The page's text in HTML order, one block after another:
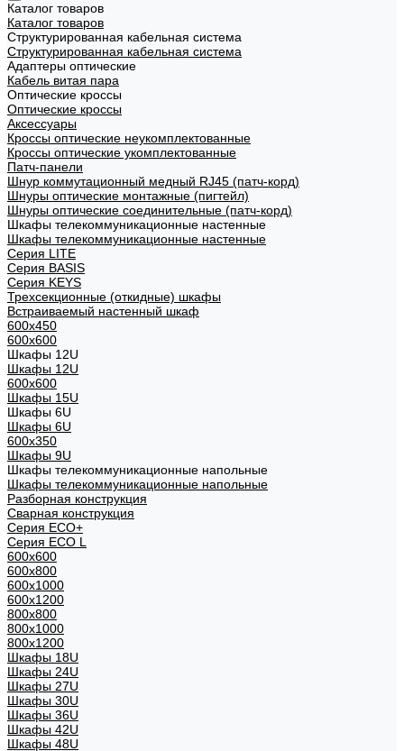
Каталог товаров
Каталог товаров
Структурированная кабельная система
Структурированная кабельная система
Адаптеры оптические
Кабель витая пара
Оптические кроссы
Оптические кроссы
Аксессуары
Кроссы оптические неукомплектованные
Кроссы оптические укомплектованные
Патч-панели
Шнур коммутационный медный RJ45 (патч-корд)
Шнуры оптические монтажные (пигтейл)
Шнуры оптические соединительные (патч-корд)
Шкафы телекоммуникационные настенные
Шкафы телекоммуникационные настенные
Cерия LITE
Cерия BASIS
Cерия KEYS
Трехсекционные (откидные) шкафы
Встраиваемый настенный шкаф
600x450
600x600
Шкафы 12U
Шкафы 12U
600x600
Шкафы 15U
Шкафы 6U
Шкафы 6U
600x350
Шкафы 9U
Шкафы телекоммуникационные напольные
Шкафы телекоммуникационные напольные
Разборная конструкция
Сварная конструкция
Серия ECO+
Серия ECO L
600x600
600x800
600х1000
600х1200
800x800
800х1000
800х1200
Шкафы 18U
Шкафы 24U
Шкафы 27U
Шкафы 30U
Шкафы 36U
Шкафы 42U
Шкафы 48U